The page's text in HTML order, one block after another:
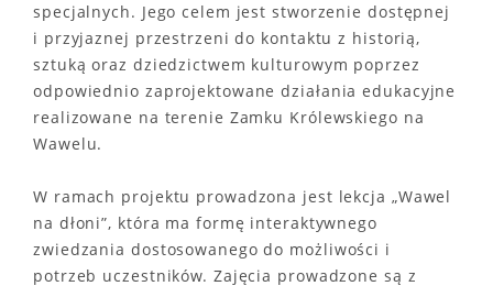
specjalnych. Jego celem jest stworzenie dostępnej
i przyjaznej przestrzeni do kontaktu z historią,
sztuką oraz dziedzictwem kulturowym poprzez
odpowiednio zaprojektowane działania edukacyjne
realizowane na terenie Zamku Królewskiego na
Wawelu.
W ramach projektu prowadzona jest lekcja „Wawel
na dłoni”, która ma formę interaktywnego
zwiedzania dostosowanego do możliwości i
potrzeb uczestników. Zajęcia prowadzone są z